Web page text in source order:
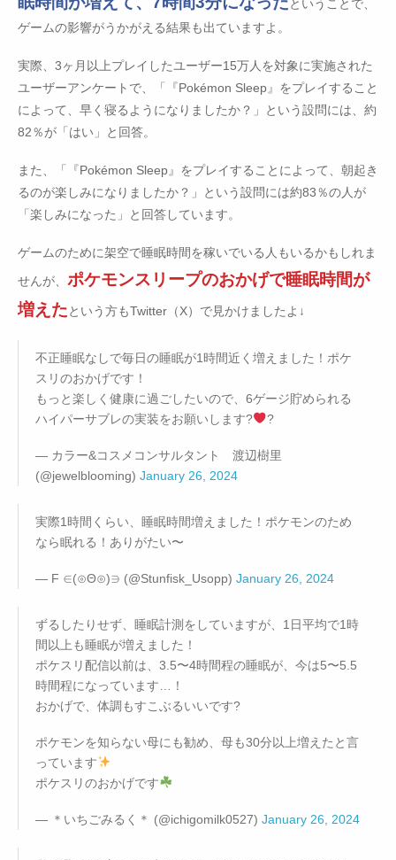
ということで、
ゲームの影響がうかがえる結果も出ていますよ。
実際、3ヶ月以上プレイしたユーザー15万人を対象に実施された
ユーザーアンケートで、「『Pokémon Sleep』をプレイすること
によって、早く寝るようになりましたか？」という設問には、約
82％が「はい」と回答。
また、「『Pokémon Sleep』をプレイすることによって、朝起き
るのが楽しみになりましたか？」という設問には約83％の人が
「楽しみになった」と回答しています。
ゲームのために架空で睡眠時間を稼いでいる人もいるかもしれま
せんが、 ポケモンスリープのおかげで睡眠時間が
増えたという方もTwitter（X）で見かけましたよ↓
不正睡眠なしで毎日の睡眠が1時間近く増えました！ポケ
スリのおかげです！
もっと楽しく健康に過ごしたいので、6ゲージ貯められる
ハイパーサブレの実装をお願いします?
‍?
— カラー&コスメコンサルタント 渡辺樹里
(@jewelblooming) January 26, 2024
実際1時間くらい、睡眠時間増えました！ポケモンのため
なら眠れる！ありがたい〜
— F ∈(⊙Θ⊙)∋ (@Stunfisk_Usopp) January 26, 2024
ずるしたりせず、睡眠計測をしていますが、1日平均で1時
間以上も睡眠が増えました！
ポケスリ配信以前は、3.5〜4時間程の睡眠が、今は5〜5.5
時間程になっています…！
おかげで、体調もすこぶるいいです?
ポケモンを知らない母にも勧め、母も30分以上増えたと言
っています
ポケスリのおかげです
— ＊いちごみるく＊ (@ichigomilk0527) January 26, 2024